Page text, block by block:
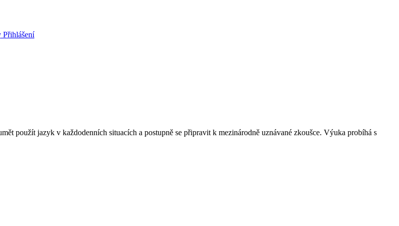
Přihlášení
použít jazyk v každodenních situacích a postupně se připravit k mezinárodně uznávané zkoušce. Výuka probíhá s